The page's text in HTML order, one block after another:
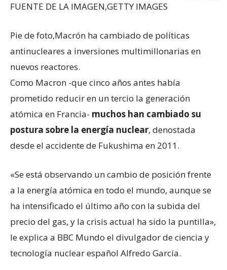
FUENTE DE LA IMAGEN,GETTY IMAGES
Pie de foto,Macrón ha cambiado de políticas
antinucleares a inversiones multimillonarias en
nuevos reactores.
Como Macron -que cinco años antes había
prometido reducir en un tercio la generación
atómica en Francia- muchos han cambiado su
postura sobre la energía nuclear, denostada
desde el accidente de Fukushima en 2011.
«Se está observando un cambio de posición frente
a la energía atómica en todo el mundo, aunque se
ha intensificado el último año con la subida del
precio del gas, y la crisis actual ha sido la puntilla»,
le explica a BBC Mundo el divulgador de ciencia y
tecnología nuclear español Alfredo García.